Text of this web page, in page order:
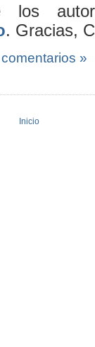
los
. Gracias,
»
Inicio